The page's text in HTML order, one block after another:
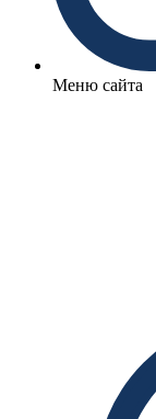
Меню сайта